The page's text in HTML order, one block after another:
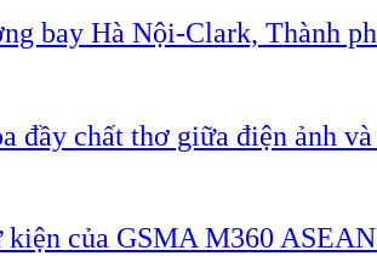
bay Hà Nội-Clark, Thành
chất thơ giữa điện ảnh và
của GSMA M360